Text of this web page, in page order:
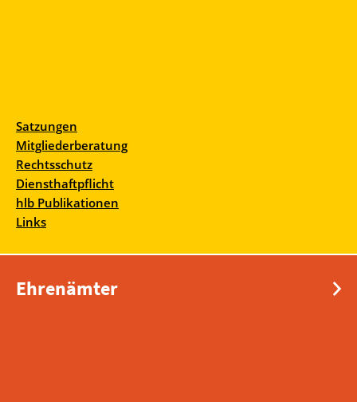
Satzungen
Mitgliederberatung
Rechtsschutz
Diensthaftpflicht
hlb Publikationen
Links
Ehrenämter